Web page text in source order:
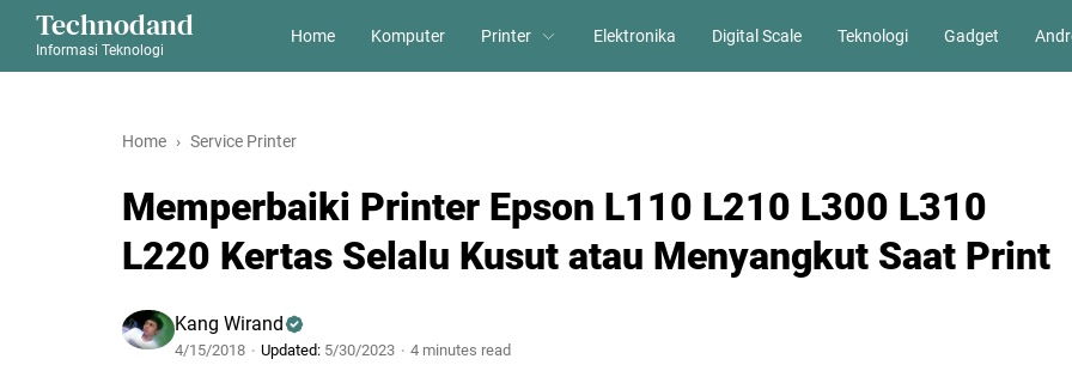
Technodand
Informasi Teknologi
Home Komputer Printer Elektronika Digital Scale Teknologi Gadget
Home Service Printer
Memperbaiki Printer Epson L110 L210 L300 L310
L220 Kertas Selalu Kusut atau Menyangkut Saat Print
Kang Wirand
4/15/2018 Updated: 5/30/2023 4 minutes read